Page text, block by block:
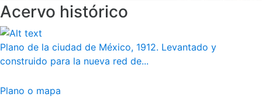
Acervo histórico
Plano de la ciudad de México, 1912. Levantado y
construido para la nueva red de...
Plano o mapa